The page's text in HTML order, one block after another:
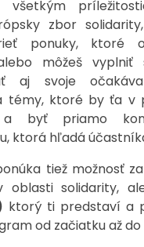
všetkým
zbor
ponuky, ktoré
môžeš vyplniť
aj svoje
témy, ktoré by ťa v
a byť priamo
ktorá hľadá
tiež možnosť
oblasti solidarity,
ktorý ti predstaví a
od začiatku až do